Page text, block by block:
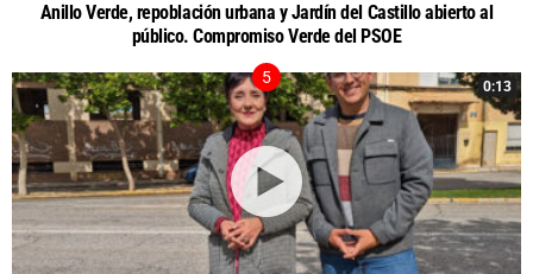
Anillo Verde, repoblación urbana y Jardín del Castillo abierto al
público. Compromiso Verde del PSOE
0:13